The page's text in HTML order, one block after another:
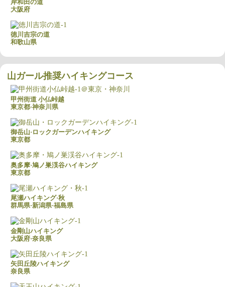
岸和田の道
大阪府
徳川吉宗の道
和歌山県
山ガール推奨ハイキングコース
甲州街道 小仏峠越
東京都·神奈川県
御岳山·ロックガーデンハイキング
東京都
奥多摩·鳩ノ巣渓谷ハイキング
東京都
尾瀬ハイキング·秋
群馬県·新潟県·福島県
金剛山ハイキング
大阪府·奈良県
矢田丘陵ハイキング
奈良県